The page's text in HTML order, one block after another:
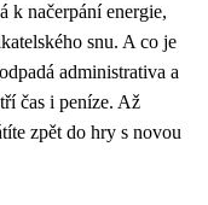
k načerpání energie,
snu. A co je
administrativa a
čas i peníze. Až
zpět do hry s novou